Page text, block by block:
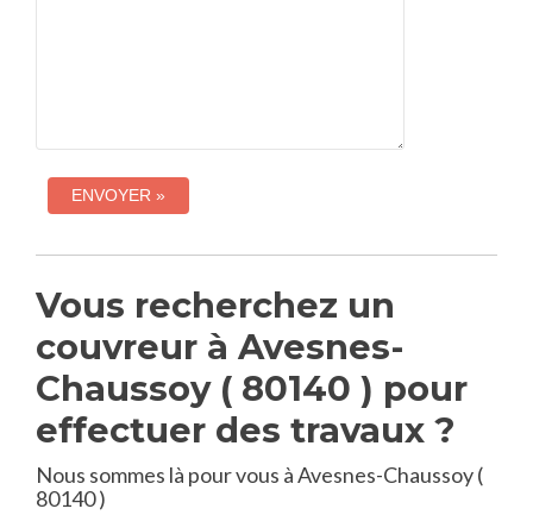
Vous recherchez un
couvreur à Avesnes-
Chaussoy ( 80140 ) pour
effectuer des travaux ?
Nous sommes là pour vous à Avesnes-Chaussoy (
80140 )